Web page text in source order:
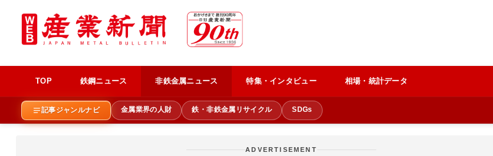
TOP 鉄鋼ニュース 非鉄金属ニュース 特集・インタビュー 相場・統計データ
記事ジャンルナビ 金属業界の人財 鉄・非鉄金属リサイクル SDGs
ADVERTISEMENT